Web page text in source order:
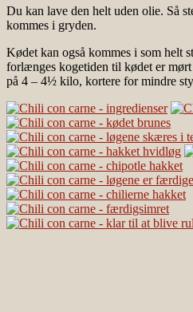
Du kan lave den helt uden olie. Så
kommes i gryden.
Kødet kan også kommes i som helt
forlænges kogetiden til kødet er
på 4 – 4½ kilo, kortere for mindre